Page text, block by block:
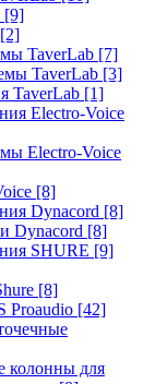
[9]
[2]
TaverLab [7]
TaverLab [3]
TaverLab [1]
Electro-Voice
Electro-Voice
[8]
Dynacord [8]
Dynacord [8]
SHURE [9]
[8]
Proaudio [42]
колонны для